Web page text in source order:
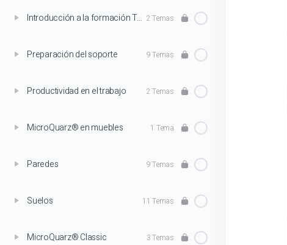
Introducción a la formación Todo sobre MicroQuarz® 2 Temas
Preparación del soporte 9 Temas
Productividad en el trabajo 2 Temas
MicroQuarz® en muebles 1 Tema
Paredes 9 Temas
Suelos 11 Temas
MicroQuarz® Classic 3 Temas